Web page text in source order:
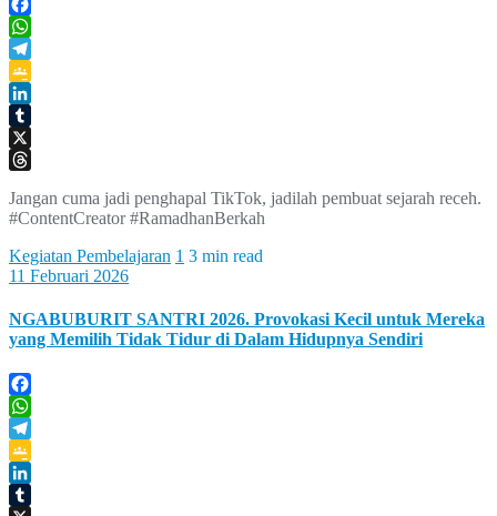
Facebook
WhatsApp
Telegram
Google
Classroom
LinkedIn
Tumblr
X
Jangan cuma jadi penghapal TikTok, jadilah pembuat sejarah receh.
#ContentCreator #RamadhanBerkah
Kegiatan Pembelajaran 1 3 min read
11 Februari 2026
NGABUBURIT SANTRI 2026. Provokasi Kecil untuk Mereka
yang Memilih Tidak Tidur di Dalam Hidupnya Sendiri
Facebook
WhatsApp
Telegram
Google
Classroom
LinkedIn